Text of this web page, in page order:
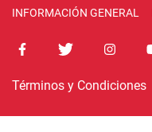
INFORMACIÓN GENERAL
Términos y Condiciones